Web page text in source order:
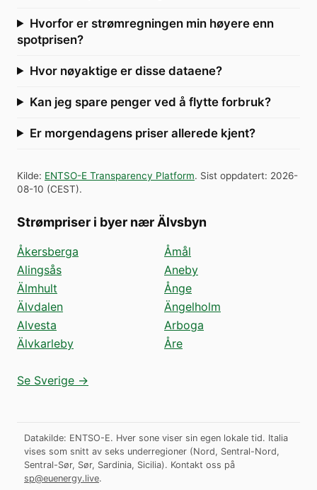
Hvorfor er strømregningen min høyere enn
spotprisen?
Hvor nøyaktige er disse dataene?
Kan jeg spare penger ved å flytte forbruk?
Er morgendagens priser allerede kjent?
Kilde: ENTSO-E Transparency Platform. Sist oppdatert: 2026-
08-10 (CEST).
Strømpriser i byer nær Älvsbyn
Åkersberga
Alingsås
Älmhult
Älvdalen
Alvesta
Älvkarleby
Åmål
Aneby
Ånge
Ängelholm
Arboga
Åre
Se Sverige →
Datakilde: ENTSO-E. Hver sone viser sin egen lokale tid. Italia
vises som snitt av seks underregioner (Nord, Sentral-Nord,
Sentral-Sør, Sør, Sardinia, Sicilia). Kontakt oss på
sp@euenergy.live.